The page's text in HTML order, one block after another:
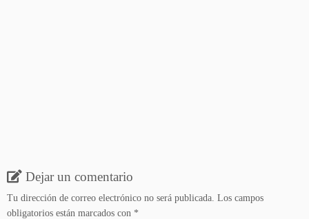
Dejar un comentario
Tu dirección de correo electrónico no será publicada. Los campos
obligatorios están marcados con *